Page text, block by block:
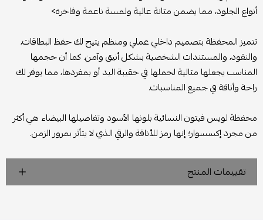
أنواع الجلود، مما يضمن متانة عالية ولمسة ناعمة وفاخرة>
تتميز المحفظة بتصميم داخلي عملي ومنظم يتيح لك حفظ البطاقات،
والنقود، والمستندات الشخصية بشكل أنيق وآمن. كما أن حجمها
المناسب يجعلها مثالية لحملها في حقيبة اليد أو بمفردها، مما يوفر لك
راحة وأناقة في جميع المناسبات.
محفظة لويس فيتون النسائية بلونها الأسود وتفاصيلها البيضاء هي أكثر
من مجرد إكسسوار؛ إنها رمز للأناقة والرقي الذي لا يتأثر بمرور الزمن.
تقييمات المنتج